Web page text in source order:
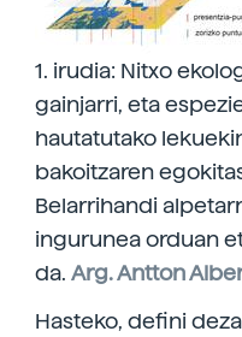
1. irudia: Nitxo
gainjarri, eta
hautatutako
bakoitzaren
Belarrihandi
ingurunea orduan
da. Arg. Antton
Hasteko, defini